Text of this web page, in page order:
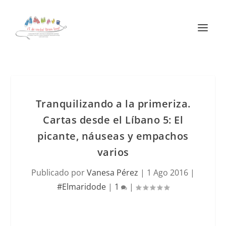
Tranquilizando a la primeriza.
Cartas desde el Líbano 5: El
picante, náuseas y empachos
varios
Publicado porVanesa Pérez | 1 Ago 2016 |
#Elmaridode | 1 |